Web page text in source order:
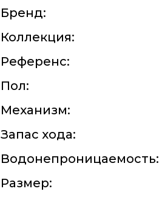
Бренд:
Коллекция:
Референс:
Пол:
Механизм:
Запас хода:
Водонепроницаемость:
Размер: